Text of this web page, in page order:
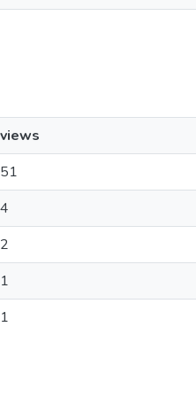
views
51
4
2
1
1